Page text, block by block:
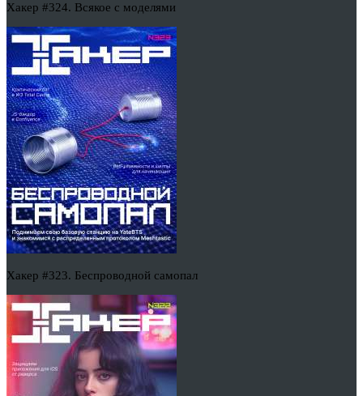
Хакер #324. Всякое с моделями
Хакер #323. Беспроводной самопал